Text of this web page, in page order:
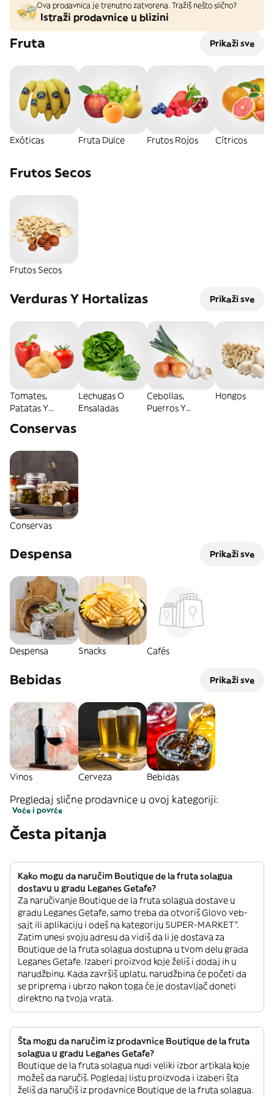
Ova prodavnica je trenutno zatvorena. Tražiš nešto slično?
Istraži prodavnice u blizini
Fruta Prikaži sve
Exóticas Fruta Dulce Frutos Rojos Cítricos
Frutos Secos
Frutos Secos
Verduras Y Hortalizas Prikaži sve
Tomates,
Patatas Y
Lechugas O
Ensaladas
Cebollas,
Puerros Y
Hongos
Conservas
Conservas
Despensa Prikaži sve
Despensa Snacks Cafés
Bebidas Prikaži sve
Vinos Cerveza Bebidas
Pregledaj slične prodavnice u ovoj kategoriji:
Voće i povrće
Česta pitanja
Kako mogu da naručim Boutique de la fruta solagua
dostavu u gradu Leganes Getafe?
Za naručivanje Boutique de la fruta solagua dostave u
gradu Leganes Getafe, samo treba da otvoriš Glovo veb-
sajt ili aplikaciju i odeš na kategoriju SUPER-MARKET”.
Zatim unesi svoju adresu da vidiš da li je dostava za
Boutique de la fruta solagua dostupna u tvom delu grada
Leganes Getafe. Izaberi proizvod koje želiš i dodaj ih u
narudžbinu. Kada završiš uplatu, narudžbina će početi da
se priprema i ubrzo nakon toga će je dostavljač doneti
direktno na tvoja vrata.
Šta mogu da naručim iz prodavnice Boutique de la fruta
solagua u gradu Leganes Getafe?
Boutique de la fruta solagua nudi veliki izbor artikala koje
možeš da naručiš. Pogledaj listu proizvoda i izaberi šta
želiš da naručiš iz prodavnice Boutique de la fruta solagua.